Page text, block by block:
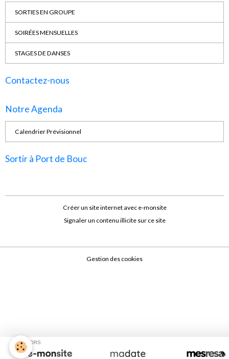
SORTIES EN GROUPE
SOIRÉES MENSUELLES
STAGES DE DANSES
Contactez-nous
Notre Agenda
Calendrier Prévisionnel
Sortir à Port de Bouc
Créer un site internet avec e-monsite
Signaler un contenu illicite sur ce site
Gestion des cookies
SPONSORS